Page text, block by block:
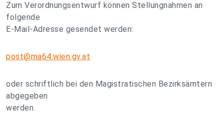
Zum Verordnungsentwurf können Stellungnahmen an
folgende
E-Mail-Adresse gesendet werden:
post@ma64.wien.gv.at
oder schriftlich bei den Magistratischen Bezirksämtern
abgegeben
werden.